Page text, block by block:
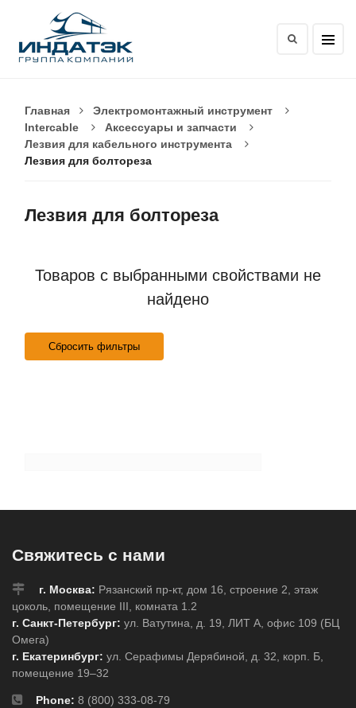
Главная
Электромонтажный инструмент
Intercable
Аксессуары и запчасти
Лезвия для кабельного инструмента
Лезвия для болтореза
Лезвия для болтореза
Товаров с выбранными свойствами не
найдено
Сбросить фильтры
Свяжитесь с нами
г. Москва: Рязанский пр-кт, дом 16, строение 2, этаж
цоколь, помещение III, комната 1.2
г. Санкт-Петербург: ул. Ватутина, д. 19, ЛИТ А, офис 109 (БЦ
Омега)
г. Екатеринбург: ул. Серафимы Дерябиной, д. 32, корп. Б,
помещение 19–32
Phone: 8 (800) 333-08-79